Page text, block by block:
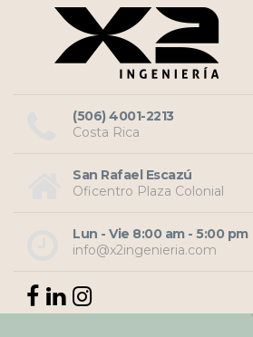
(506) 4001-2213
Costa Rica
San Rafael Escazú
Oficentro Plaza Colonial
Lun - Vie 8:00 am - 5:00 pm
info@x2ingenieria.com